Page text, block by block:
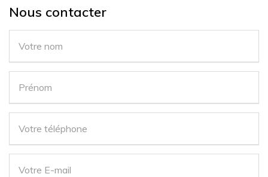
Nous contacter